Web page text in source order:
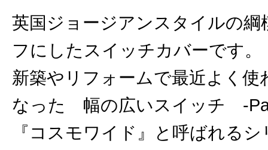
英国ジョージアンスタイルの綱
フにしたスイッチカバーです。
新築やリフォームで最近よく使
なった 幅の広いスイッチ -
『コスモワイド』と呼ばれる